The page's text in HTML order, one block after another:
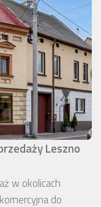
Leszno
w okolicach
do